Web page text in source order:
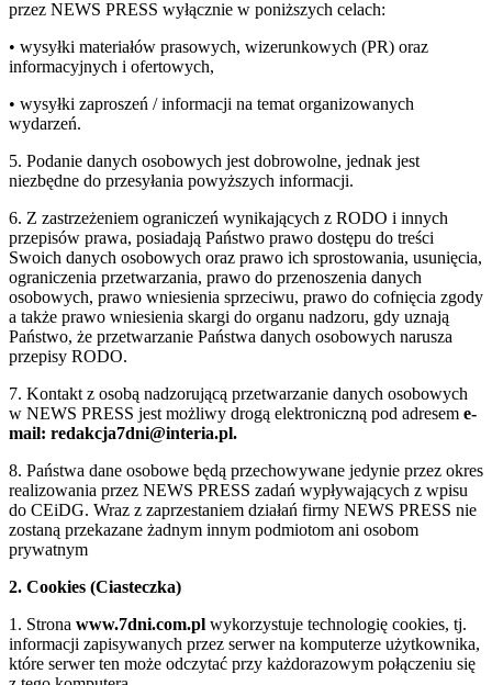
przez NEWS PRESS wyłącznie w poniższych celach:
• wysyłki materiałów prasowych, wizerunkowych (PR) oraz
informacyjnych i ofertowych,
• wysyłki zaproszeń / informacji na temat organizowanych
wydarzeń.
5. Podanie danych osobowych jest dobrowolne, jednak jest
niezbędne do przesyłania powyższych informacji.
6. Z zastrzeżeniem ograniczeń wynikających z RODO i innych
przepisów prawa, posiadają Państwo prawo dostępu do treści
Swoich danych osobowych oraz prawo ich sprostowania, usunięcia,
ograniczenia przetwarzania, prawo do przenoszenia danych
osobowych, prawo wniesienia sprzeciwu, prawo do cofnięcia zgody
a także prawo wniesienia skargi do organu nadzoru, gdy uznają
Państwo, że przetwarzanie Państwa danych osobowych narusza
przepisy RODO.
7. Kontakt z osobą nadzorującą przetwarzanie danych osobowych
w NEWS PRESS jest możliwy drogą elektroniczną pod adresem e-
mail: redakcja7dni@interia.pl.
8. Państwa dane osobowe będą przechowywane jedynie przez okres
realizowania przez NEWS PRESS zadań wypływających z wpisu
do CEiDG. Wraz z zaprzestaniem działań firmy NEWS PRESS nie
zostaną przekazane żadnym innym podmiotom ani osobom
prywatnym
2. Cookies (Ciasteczka)
1. Strona www.7dni.com.pl wykorzystuje technologię cookies, tj.
informacji zapisywanych przez serwer na komputerze użytkownika,
które serwer ten może odczytać przy każdorazowym połączeniu się